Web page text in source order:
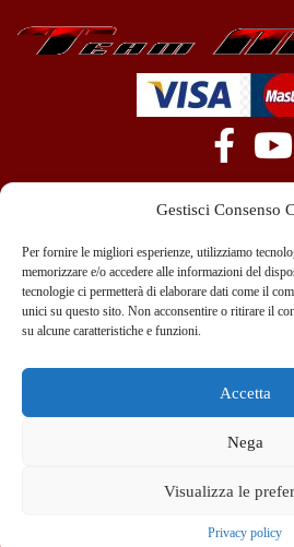
Gestisci Consenso
Per fornire le migliori esperienze, utilizziamo
memorizzare e/o accedere alle informazioni del
tecnologie ci permetterà di elaborare dati come il
unici su questo sito. Non acconsentire o ritirare il
su alcune caratteristiche e funzioni.
Accetta
Nega
Visualizza le
Privacy policy
Copyright © 2022 Team srl C. Fisc.
Milano All rights
+39 351 970 89 33